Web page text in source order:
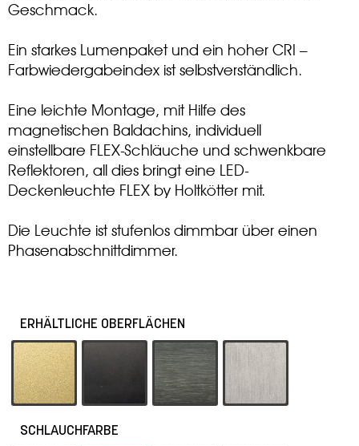
Geschmack.
Ein starkes Lumenpaket und ein hoher CRI –
Farbwiedergabeindex ist selbstverständlich.
Eine leichte Montage, mit Hilfe des
magnetischen Baldachins, individuell
einstellbare FLEX-Schläuche und schwenkbare
Reflektoren, all dies bringt eine LED-
Deckenleuchte FLEX by Holtkötter mit.
Die Leuchte ist stufenlos dimmbar über einen
Phasenabschnittdimmer.
ERHÄLTLICHE OBERFLÄCHEN
-19 Eloxal Messing-55 Schwarz-62 Platin
SCHLAUCHFARBE